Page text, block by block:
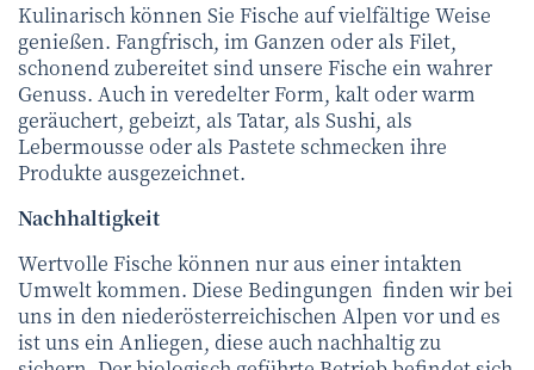
Kulinarisch können Sie Fische auf vielfältige Weise
genießen. Fangfrisch, im Ganzen oder als Filet,
schonend zubereitet sind unsere Fische ein wahrer
Genuss. Auch in veredelter Form, kalt oder warm
geräuchert, gebeizt, als Tatar, als Sushi, als
Lebermousse oder als Pastete schmecken ihre
Produkte ausgezeichnet.
Nachhaltigkeit
Wertvolle Fische können nur aus einer intakten
Umwelt kommen. Diese Bedingungen finden wir bei
uns in den niederösterreichischen Alpen vor und es
ist uns ein Anliegen, diese auch nachhaltig zu